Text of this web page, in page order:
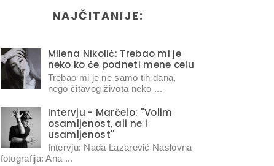
NAJČITANIJE:
Milena Nikolić: Trebao mi je
neko ko će podneti mene celu
Trebao mi je ne samo tih dana,
nego čitavog života neko ...
Intervju - Marčelo: ''Volim
osamljenost, ali ne i
usamljenost''
Intervju: Nađa Lazarević Naslovna
fotografija: Ana ...